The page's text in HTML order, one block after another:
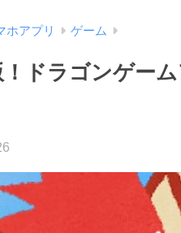
ホアプリ ゲーム
！ドラゴンゲー